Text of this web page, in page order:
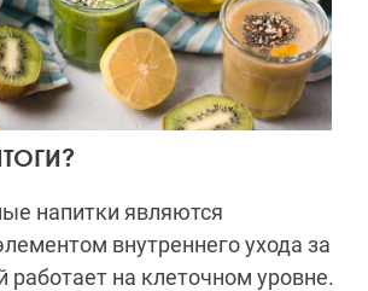
напитки являются
внутреннего ухода за
работает на клеточном уровне.